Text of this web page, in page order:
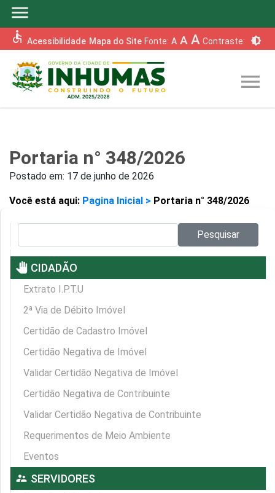
menu
accessible Acessibilidade Mapa do Site Fonte: A A A Contraste: brightness_6
menu
Portaria n° 348/2026
Postado em: 17 de junho de 2026
Você está aqui: Pagina Inicial > Portaria n° 348/2026
Pesquisar
pan_tool CIDADÃO
Extrato I.P.T.U
2ª Via de Débito Imóvel
Certidão de Cadastro Imóvel
Certidão Negativa de Imóvel
Validar Certidão Negativa de Imóvel
Certidão Negativa de Contribuinte
Validar Certidão Negativa de Contribuinte
Requerimentos de Meio Ambiente
Eventos
supervisor_account SERVIDORES